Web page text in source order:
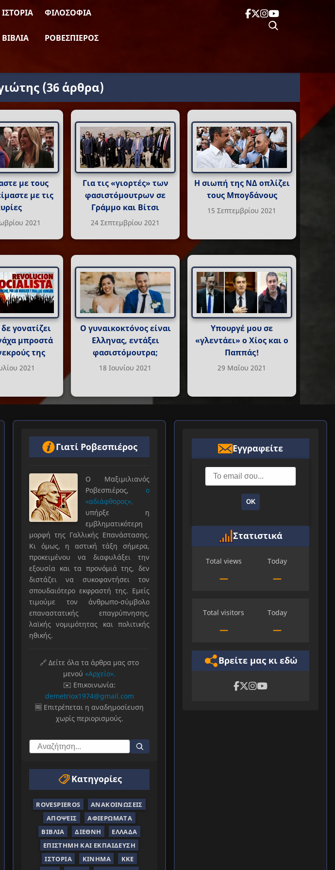
ΙΣΤΟΡΊΑ ΦΙΛΟΣΟΦΊΑ
ΒΙΒΛΊΑ ΡΟΒΕΣΠΙΈΡΟΣ
(36 άρθρα)
με τους
με τις
2021
Για τις «γιορτές» των
φασιστόμουτρων σε
Γράμμο και Βίτσι
24 Σεπτεμβρίου 2021
Η σιωπή της ΝΔ οπλίζει
τους Μπογδάνους
15 Σεπτεμβρίου 2021
γονατίζει
μπροστά
της
2021
Ο γυναικοκτόνος είναι
Ελληνας, εντάξει
φασιστόμουτρα;
18 Ιουνίου 2021
Υπουργέ μου σε
«γλεντάει» ο Χίος και ο
Παππάς!
29 Μαΐου 2021
Γιατί Ροβεσπιέρος
Ο Μαξιμιλιανός
Ροβεσπιέρος, ο
«αδιάφθορος»,
υπήρξε η
εμβληματικότερη
μορφή της Γαλλικής Επανάστασης.
Κι όμως, η αστική τάξη σήμερα,
προκειμένου να διαφυλάξει την
εξουσία και τα προνόμιά της, δεν
διστάζει να συκοφαντήσει τον
σπουδαιότερο εκφραστή της. Εμείς
τιμούμε τον άνθρωπο-σύμβολο
επαναστατικής επαγρύπνησης,
λαϊκής νομιμότητας και πολιτικής
ηθικής.
🔗 Δείτε όλα τα άρθρα μας στο
μενού «Αρχείο».
✉️ Επικοινωνία:
demetriox1974@gmail.com
🆓 Επιτρέπεται η αναδημοσίευση
χωρίς περιορισμούς.
Κατηγορίες
ROVESPIEROS
ΑΝΑΚΟΙΝΏΣΕΙΣ
ΑΠΌΨΕΙΣ
ΑΦΙΕΡΏΜΑΤΑ
ΒΙΒΛΊΑ
ΔΙΕΘΝΉ
ΕΛΛΆΔΑ
ΕΠΙΣΤΉΜΗ ΚΑΙ ΕΚΠΑΊΔΕΥΣΗ
ΙΣΤΟΡΊΑ
ΚΊΝΗΜΑ
ΚΚΕ
Εγγραφείτε
ΟΚ
Στατιστικά
Total views
—
Today
—
Total visitors
—
Today
—
Βρείτε μας κι εδώ